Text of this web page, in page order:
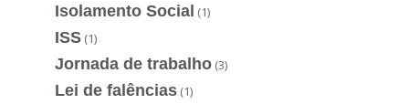
Isolamento Social (1)
ISS (1)
Jornada de trabalho (3)
Lei de falências (1)